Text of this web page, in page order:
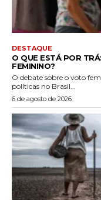
DESTAQUE
O QUE ESTÁ POR
FEMININO?
O debate sobre o voto
políticas no Brasil...
6 de agosto de 2026